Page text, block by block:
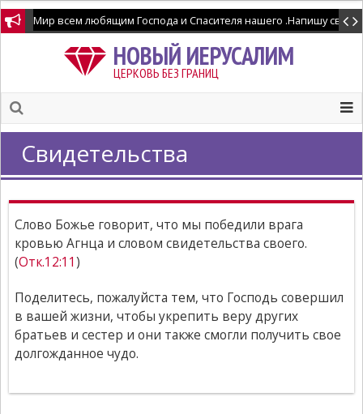
Мир всем любящим Господа и Спасителя нашего .Напишу
НОВЫЙ ИЕРУСАЛИМ
ЦЕРКОВЬ БЕЗ ГРАНИЦ
Свидетельства
Слово Божье говорит, что мы победили врага
кровью Агнца и словом свидетельства своего.
(Отк.12:11)
Поделитесь, пожалуйста тем, что Господь совершил
в вашей жизни, чтобы укрепить веру других
братьев и сестер и они также смогли получить свое
долгожданное чудо.